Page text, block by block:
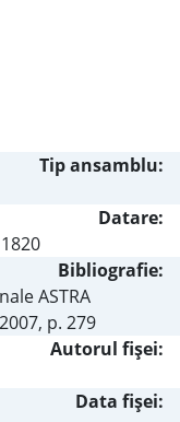
Tip ansamblu:
Datare:
Bibliografie:
ASTRA
p. 279
Autorul fişei:
Data fișei: